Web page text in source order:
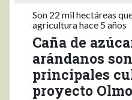
Son 22 mil hectáreas
agricultura hace 5 años
Caña de
arándanos
principales
proyecto